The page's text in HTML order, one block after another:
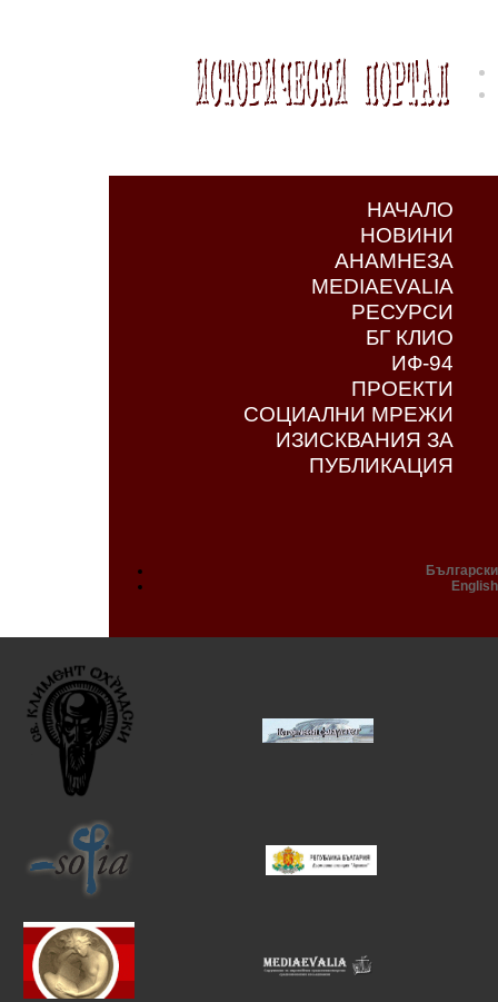
НАЧАЛО
НОВИНИ
АНАМНЕЗА
MEDIAEVALIA
РЕСУРСИ
БГ КЛИО
ИФ-94
ПРОЕКТИ
СОЦИАЛНИ МРЕЖИ
ИЗИСКВАНИЯ ЗА
ПУБЛИКАЦИЯ
Български
English